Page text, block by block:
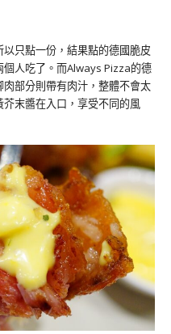
只點一份，結果點的德國脆皮
人吃了。而Always Pizza的德
部分則帶有肉汁，整體不會太
末醬在入口，享受不同的風